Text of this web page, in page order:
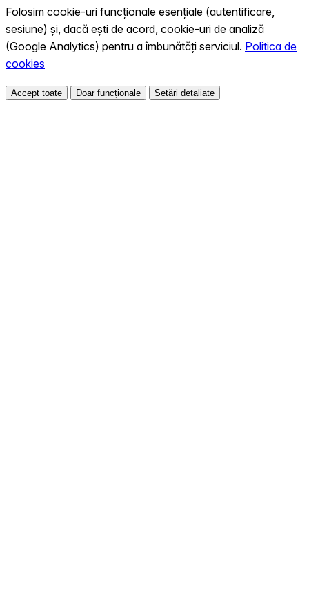
Folosim cookie-uri funcționale esențiale (autentificare,
sesiune) și, dacă ești de acord, cookie-uri de analiză
(Google Analytics) pentru a îmbunătăți serviciul. Politica de
cookies
Accept toate Doar funcționale Setări detaliate